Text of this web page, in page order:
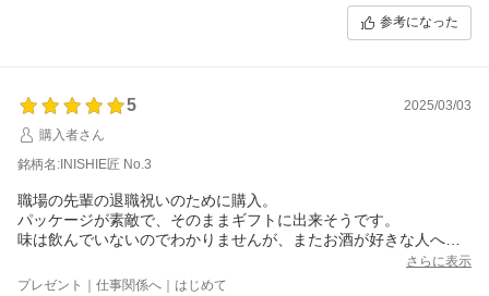
参考になった
5
2025/03/03
購入者さん
銘柄名:INISHIE匠 No.3
職場の先輩の退職祝いのために購入。
パッケージが素敵で、そのままギフトに出来そうです。
味は飲んでいないのでわかりませんが、またお酒が好きな人への
さらに表示
プレゼント｜仕事関係へ｜はじめて